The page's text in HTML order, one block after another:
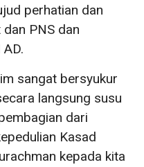
perhatian dan
PNS dan
sangat bersyukur
langsung susu
dari
Kasad
kepada kita